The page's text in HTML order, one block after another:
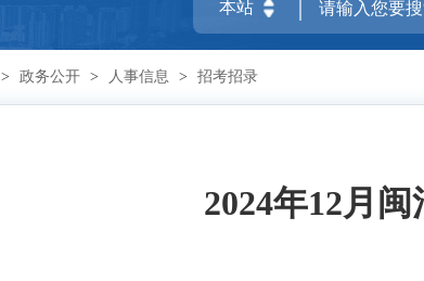
> 政务公开 > 人事信息 > 招考招录
2024年12月